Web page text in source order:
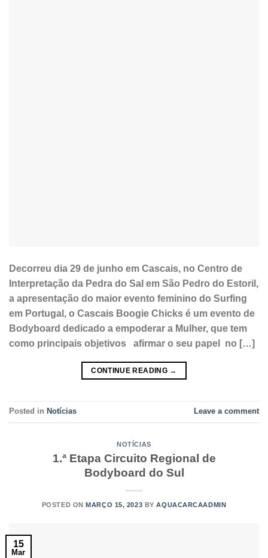
Decorreu dia 29 de junho em Cascais, no Centro de
Interpretação da Pedra do Sal em São Pedro do Estoril,
a apresentação do maior evento feminino do Surfing
em Portugal, o Cascais Boogie Chicks é um evento de
Bodyboard dedicado a empoderar a Mulher, que tem
como principais objetivos afirmar o seu papel no […]
CONTINUE READING →
Posted in Notícias Leave a comment
NOTÍCIAS
1.ª Etapa Circuito Regional de
Bodyboard do Sul
POSTED ONMARÇO 15, 2023 BYAQUACARCAADMIN
15
Mar